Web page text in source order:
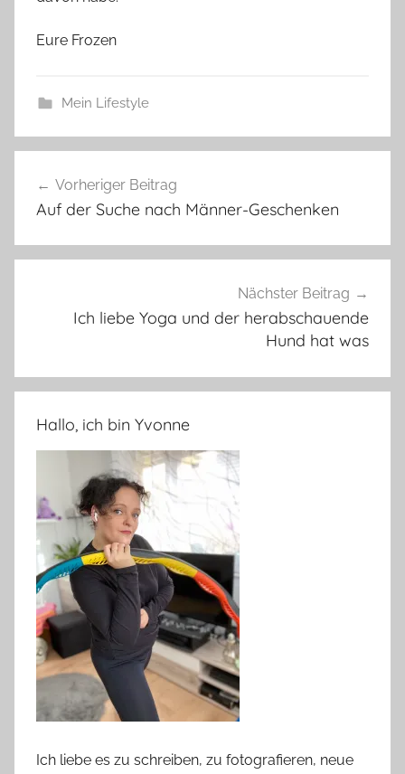
Eure Frozen
Mein Lifestyle
Vorheriger Beitrag
Auf der Suche nach Männer-Geschenken
Nächster Beitrag
Ich liebe Yoga und der herabschauende
Hund hat was
Hallo, ich bin Yvonne
Ich liebe es zu schreiben, zu fotografieren, neue